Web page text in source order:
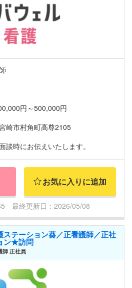
円～500,000円
崎市村角町高尊2105
談時にお伝えいたします。
お気に入りに追加
最終更新日：2026/05/08
テーション葵／正看護師／正社
ン★訪問
師 正社員